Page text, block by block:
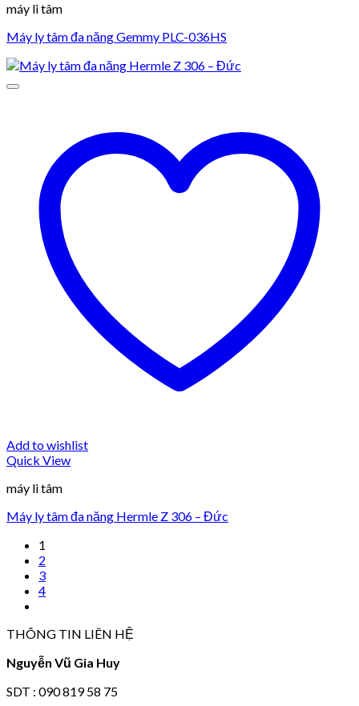
máy li tâm
Máy ly tâm đa năng Gemmy PLC-036HS
Add to wishlist
Quick View
máy li tâm
Máy ly tâm đa năng Hermle Z 306 – Đức
1
2
3
4
THÔNG TIN LIÊN HỆ
Nguyễn Vũ Gia Huy
SDT : 090 819 58 75